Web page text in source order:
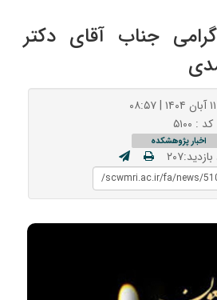
جناب آقای دکتر
کد : ۵۱۰۰
اخبار پژوهشکده